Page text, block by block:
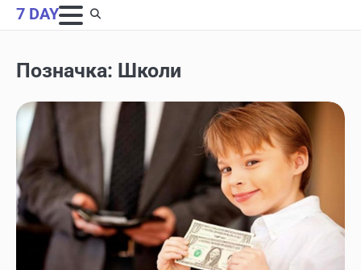
Skip
to
7 DAY
Позначка: Школи